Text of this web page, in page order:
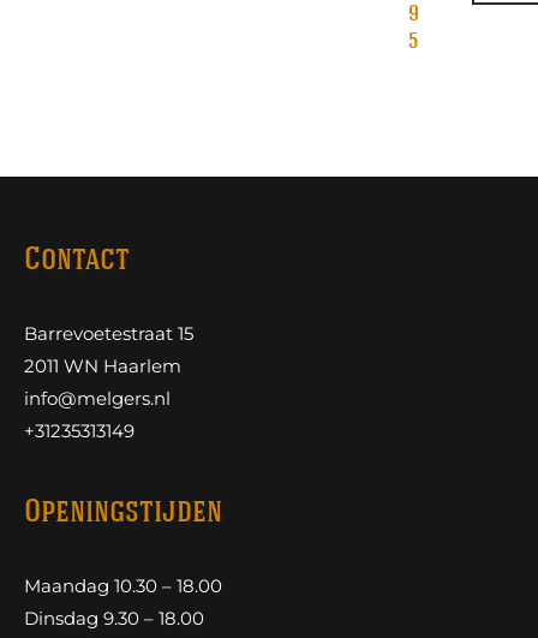
9
5
Contact
Barrevoetestraat 15
2011 WN Haarlem
info@melgers.nl
+31235313149
Openingstijden
Maandag 10.30 – 18.00
Dinsdag 9.30 – 18.00